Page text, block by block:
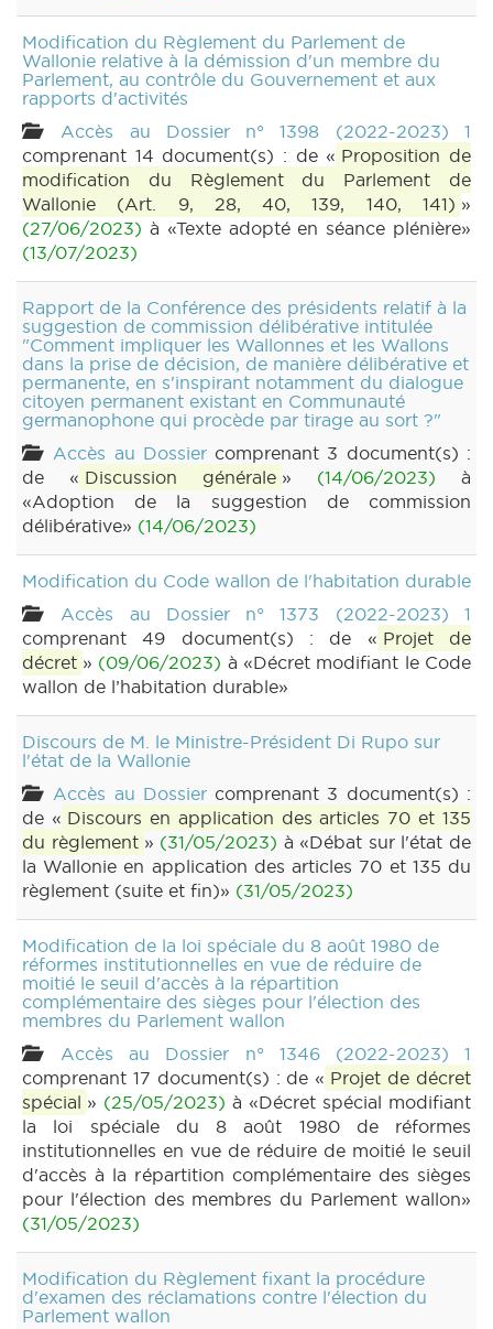
Modification du Règlement du Parlement de
Wallonie relative à la démission d'un membre du
Parlement, au contrôle du Gouvernement et aux
rapports d'activités
Accès au Dossier n° 1398 (2022-2023) 1
comprenant 14 document(s) : de « Proposition de
modification du Règlement du Parlement de
Wallonie (Art. 9, 28, 40, 139, 140, 141) »
(27/06/2023) à «Texte adopté en séance plénière»
(13/07/2023)
Rapport de la Conférence des présidents relatif à la
suggestion de commission délibérative intitulée
"Comment impliquer les Wallonnes et les Wallons
dans la prise de décision, de manière délibérative et
permanente, en s'inspirant notamment du dialogue
citoyen permanent existant en Communauté
germanophone qui procède par tirage au sort ?"
Accès au Dossier comprenant 3 document(s) :
de « Discussion générale » (14/06/2023) à
«Adoption de la suggestion de commission
délibérative» (14/06/2023)
Modification du Code wallon de l'habitation durable
Accès au Dossier n° 1373 (2022-2023) 1
comprenant 49 document(s) : de « Projet de
décret » (09/06/2023) à «Décret modifiant le Code
wallon de l’habitation durable»
Discours de M. le Ministre-Président Di Rupo sur
l'état de la Wallonie
Accès au Dossier comprenant 3 document(s) :
de « Discours en application des articles 70 et 135
du règlement » (31/05/2023) à «Débat sur l'état de
la Wallonie en application des articles 70 et 135 du
règlement (suite et fin)» (31/05/2023)
Modification de la loi spéciale du 8 août 1980 de
réformes institutionnelles en vue de réduire de
moitié le seuil d'accès à la répartition
complémentaire des sièges pour l'élection des
membres du Parlement wallon
Accès au Dossier n° 1346 (2022-2023) 1
comprenant 17 document(s) : de « Projet de décret
spécial » (25/05/2023) à «Décret spécial modifiant
la loi spéciale du 8 août 1980 de réformes
institutionnelles en vue de réduire de moitié le seuil
d'accès à la répartition complémentaire des sièges
pour l'élection des membres du Parlement wallon»
(31/05/2023)
Modification du Règlement fixant la procédure
d'examen des réclamations contre l'élection du
Parlement wallon